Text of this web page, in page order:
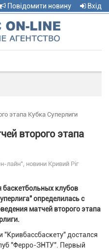
Повідомити новину Вхід
navigation
этапа Кубка Суперлиги
второго этапа
лайн", новини Кривий Ріг
баскетбольных клубов
определилась с
матчей второго этапа
"Кривбассбаскету" достался
"Ферро-ЗНТУ". Первый